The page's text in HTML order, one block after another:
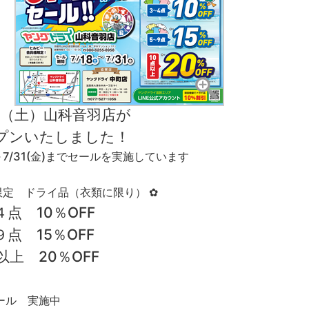
土）山科音羽店が
いたしました！
31(金)までセールを実施しています
ドライ品（衣類に限り） ✿
10％OFF
点 15％OFF
上 20％OFF
ル 実施中